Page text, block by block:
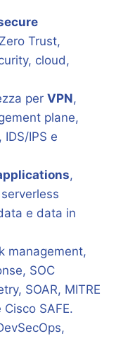
Trust,
cloud,
per VPN,
plane,
IDS/IPS e
,
e data in
management,
SOC
SOAR, MITRE
SAFE.